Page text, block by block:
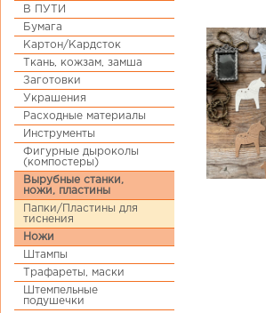
В ПУТИ
Бумага
Картон/Кардсток
Ткань, кожзам, замша
Заготовки
Украшения
Расходные материалы
Инструменты
Фигурные дыроколы
(компостеры)
Вырубные станки,
ножи, пластины
Папки/Пластины для
тиснения
Ножи
Штампы
Трафареты, маски
Штемпельные
подушечки